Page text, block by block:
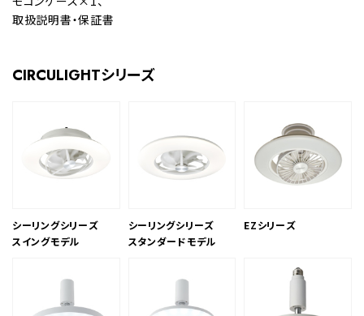
取扱説明書・保証書
CIRCULIGHTシリーズ
シーリングシリーズ
スイングモデル
シーリングシリーズ
スタンダードモデル
EZシリーズ